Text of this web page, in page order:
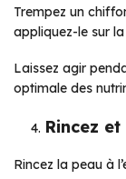
Trempez un
appliquez-le sur
Laissez agir
optimale des
Rincez
Rincez la peau à